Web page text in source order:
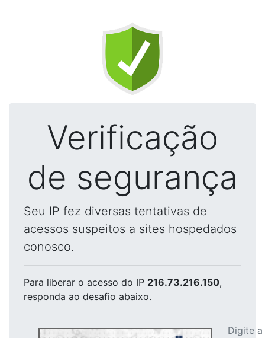
Verificação
de segurança
Seu IP fez diversas tentativas de
acessos suspeitos a sites hospedados
conosco.
Para liberar o acesso do IP 216.73.216.150,
responda ao desafio abaixo.
Digite